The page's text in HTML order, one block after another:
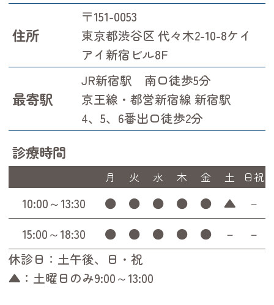
住所
〒151-0053
東京都渋谷区 代々木2-10-8ケイ
アイ新宿ビル8F
最寄駅
JR新宿駅 南口徒歩5分
京王線・都営新宿線 新宿駅
4、5、6番出口徒歩2分
診療時間
月 火 水 木 金 土 日祝
10:00～13:30 ● ● ● ● ● ▲
－
15:00～18:30
● ● ● ● ● －
－
休診日：土午後、日・祝
▲：土曜日のみ9:00～13:00